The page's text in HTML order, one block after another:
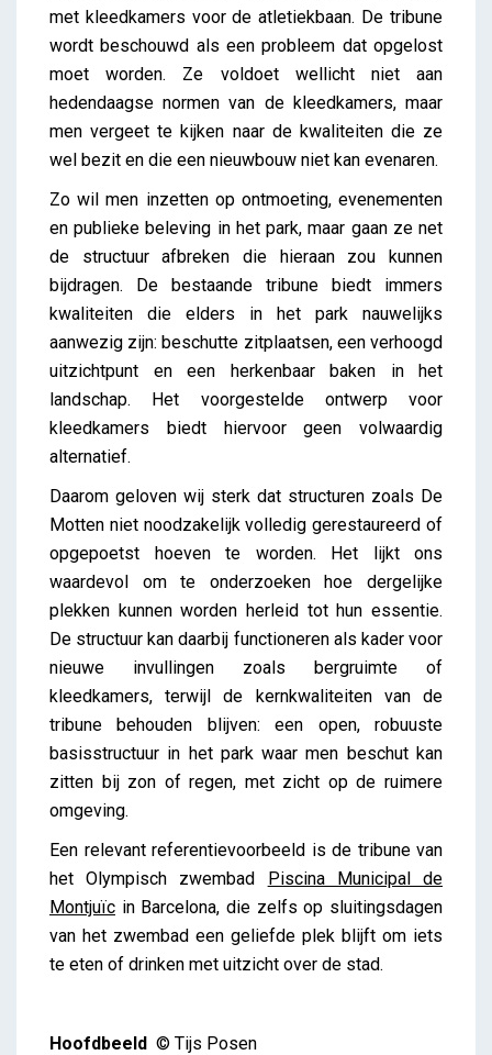
met kleedkamers voor de atletiekbaan. De tribune
wordt beschouwd als een probleem dat opgelost
moet worden. Ze voldoet wellicht niet aan
hedendaagse normen van de kleedkamers, maar
men vergeet te kijken naar de kwaliteiten die ze
wel bezit en die een nieuwbouw niet kan evenaren.
Zo wil men inzetten op ontmoeting, evenementen
en publieke beleving in het park, maar gaan ze net
de structuur afbreken die hieraan zou kunnen
bijdragen. De bestaande tribune biedt immers
kwaliteiten die elders in het park nauwelijks
aanwezig zijn: beschutte zitplaatsen, een verhoogd
uitzichtpunt en een herkenbaar baken in het
landschap. Het voorgestelde ontwerp voor
kleedkamers biedt hiervoor geen volwaardig
alternatief.
Daarom geloven wij sterk dat structuren zoals De
Motten niet noodzakelijk volledig gerestaureerd of
opgepoetst hoeven te worden. Het lijkt ons
waardevol om te onderzoeken hoe dergelijke
plekken kunnen worden herleid tot hun essentie.
De structuur kan daarbij functioneren als kader voor
nieuwe invullingen zoals bergruimte of
kleedkamers, terwijl de kernkwaliteiten van de
tribune behouden blijven: een open, robuuste
basisstructuur in het park waar men beschut kan
zitten bij zon of regen, met zicht op de ruimere
omgeving.
Een relevant referentievoorbeeld is de tribune van
het Olympisch zwembad Piscina Municipal de
Montjuïc in Barcelona, die zelfs op sluitingsdagen
van het zwembad een geliefde plek blijft om iets
te eten of drinken met uitzicht over de stad.
Hoofdbeeld © Tijs Posen